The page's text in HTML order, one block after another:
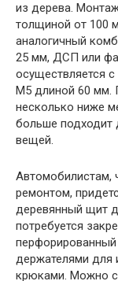
из дерева.
толщиной от 100
аналогичный
25 мм, ДСП или
осуществляется
М5 длиной 60 мм.
несколько ниже
больше подходит
вещей.
Автомобилистам,
ремонтом,
деревянный щит
потребуется
держателями для
крюками. Можно